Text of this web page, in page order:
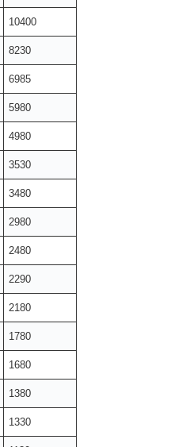
10400
8230
6985
5980
4980
3530
3480
2980
2480
2290
2180
1780
1680
1380
1330